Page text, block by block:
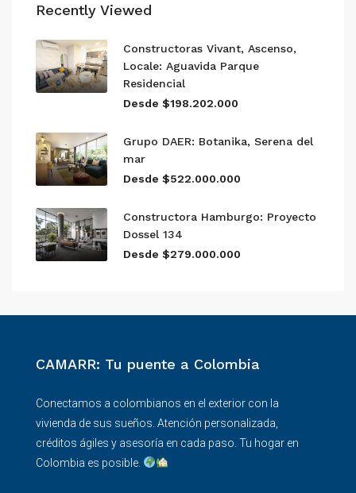
Recently Viewed
Constructoras Vivant, Ascenso,
Locale: Aguavida Parque
Residencial
Desde $198.202.000
Grupo DAER: Botanika, Serena del
mar
Desde $522.000.000
Constructora Hamburgo: Proyecto
Dossel 134
Desde $279.000.000
CAMARR: Tu puente a Colombia
Conectamos a colombianos en el exterior con la
vivienda de sus sueños. Atención personalizada,
créditos ágiles y asesoría en cada paso. Tu hogar en
Colombia es posible.